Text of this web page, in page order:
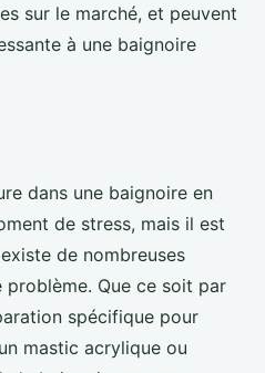
sur le marché, et peuvent
à une baignoire
dans une baignoire en
de stress, mais il est
de nombreuses
Que ce soit par
spécifique pour
mastic acrylique ou